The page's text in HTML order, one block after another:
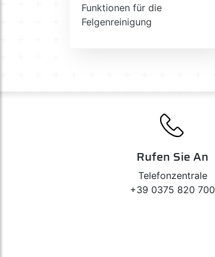
Funktionen für die
Felgenreinigung
Rufen Sie An
Telefonzentrale
+39 0375 820 700